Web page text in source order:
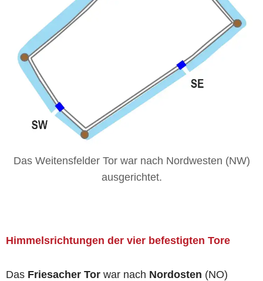
Das Weitensfelder Tor war nach Nordwesten (NW)
ausgerichtet.
Himmelsrichtungen der vier befestigten Tore
Das Friesacher Tor war nach Nordosten (NO)